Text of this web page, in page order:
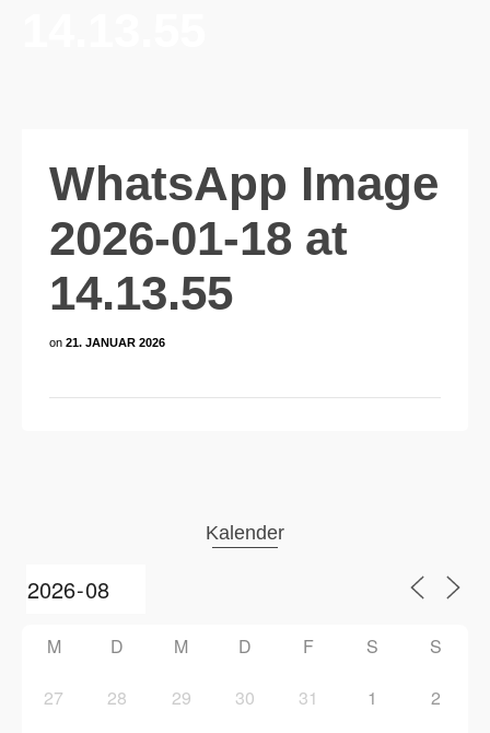
WhatsApp Image
2026-01-18 at
14.13.55
on 21. JANUAR 2026
Kalender
M D M D F S S
27 28 29 30 31 1 2